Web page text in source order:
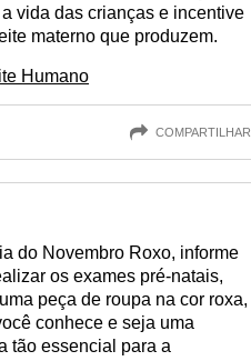
vida das crianças e incentive
materno que produzem.
Humano
COMPARTILHAR
do Novembro Roxo, informe
os exames pré-natais,
peça de roupa na cor roxa,
conhece e seja uma
tão essencial para a